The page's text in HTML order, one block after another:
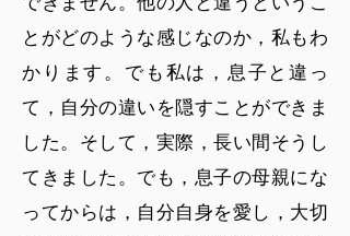
とがどのような感じなのか，私もわ
かります。でも私は，息子と違っ
て，自分の違いを隠すことができま
した。そして，実際，長い間そうし
てきました。でも，息子の母親にな
ってからは，自分自身を愛し，大切